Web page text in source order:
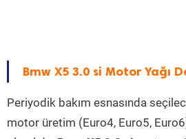
Bmw X5 3.0 si Motor Yağı
Periyodik bakım esnasında
motor üretim (Euro4, Euro5,